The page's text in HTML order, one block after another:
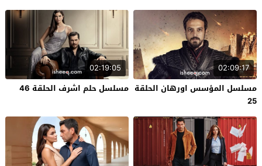
02:09:17
مسلسل المؤسس اورهان الحلقة
25
02:19:05
مسلسل حلم اشرف الحلقة 46